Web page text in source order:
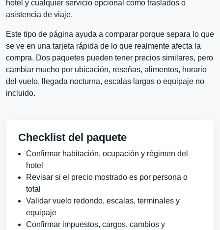
hotel y cualquier servicio opcional como traslados o
asistencia de viaje.
Este tipo de página ayuda a comparar porque separa lo que
se ve en una tarjeta rápida de lo que realmente afecta la
compra. Dos paquetes pueden tener precios similares, pero
cambiar mucho por ubicación, reseñas, alimentos, horario
del vuelo, llegada nocturna, escalas largas o equipaje no
incluido.
Checklist del paquete
Confirmar habitación, ocupación y régimen del
hotel
Revisar si el precio mostrado es por persona o
total
Validar vuelo redondo, escalas, terminales y
equipaje
Confirmar impuestos, cargos, cambios y